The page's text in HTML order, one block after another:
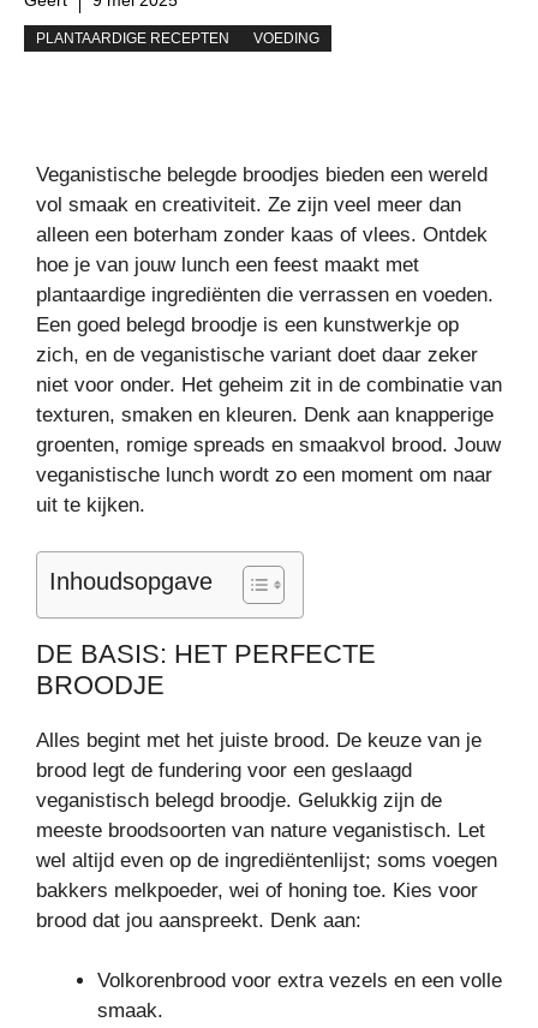
PLANTAARDIGE RECEPTEN VOEDING
Veganistische belegde broodjes bieden een wereld
vol smaak en creativiteit. Ze zijn veel meer dan
alleen een boterham zonder kaas of vlees. Ontdek
hoe je van jouw lunch een feest maakt met
plantaardige ingrediënten die verrassen en voeden.
Een goed belegd broodje is een kunstwerkje op
zich, en de veganistische variant doet daar zeker
niet voor onder. Het geheim zit in de combinatie van
texturen, smaken en kleuren. Denk aan knapperige
groenten, romige spreads en smaakvol brood. Jouw
veganistische lunch wordt zo een moment om naar
uit te kijken.
Inhoudsopgave
DE BASIS: HET PERFECTE
BROODJE
Alles begint met het juiste brood. De keuze van je
brood legt de fundering voor een geslaagd
veganistisch belegd broodje. Gelukkig zijn de
meeste broodsoorten van nature veganistisch. Let
wel altijd even op de ingrediëntenlijst; soms voegen
bakkers melkpoeder, wei of honing toe. Kies voor
brood dat jou aanspreekt. Denk aan:
Volkorenbrood voor extra vezels en een volle
smaak.